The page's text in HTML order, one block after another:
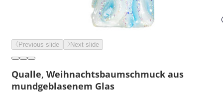
Previous slide Next slide
Qualle, Weihnachtsbaumschmuck aus
mundgeblasenem Glas